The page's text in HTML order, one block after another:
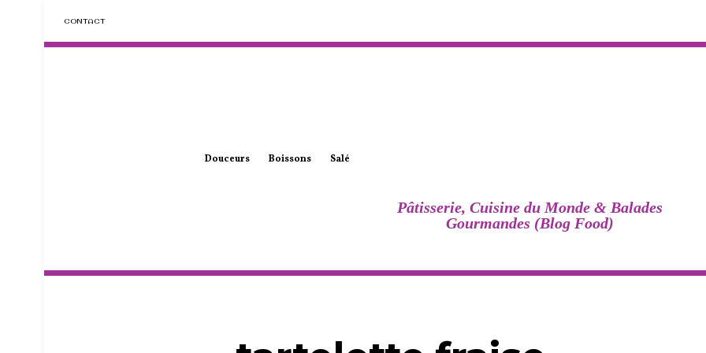
CONTACT
Douceurs Boissons Salé
Pâtisserie, Cuisine du Monde & Balades
Gourmandes (Blog Food)